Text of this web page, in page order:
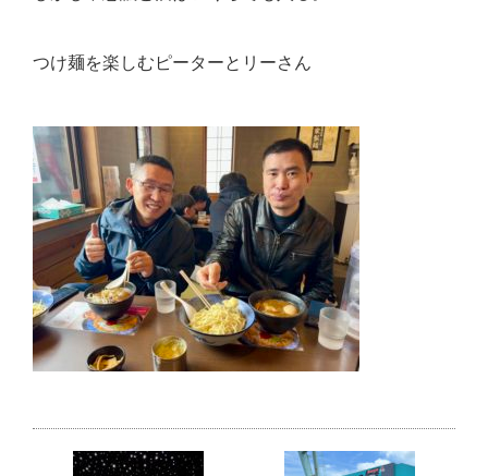
つけ麺を楽しむピーターとリーさん